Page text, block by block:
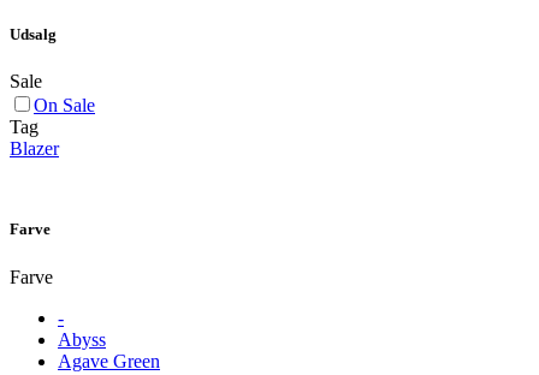
Udsalg
Sale
On Sale
Tag
Blazer
Farve
Farve
-
Abyss
Agave Green